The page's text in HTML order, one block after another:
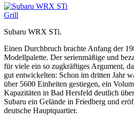
Subaru WRX STi.
Einen Durchbruch brachte Anfang der
Modellpalette. Der serienmäßige und
für viele ein so zugkräftiges Argument,
gut entwickelten: Schon im dritten Jahr
über 5600 Einheiten gestiegen, ein
Kapazitäten in Bad Hersfeld deutlich
Subaru ein Gelände in Friedberg und
deutsche Hauptquartier.